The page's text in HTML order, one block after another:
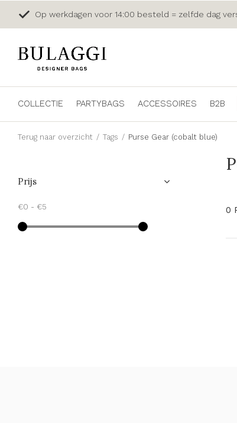
COLLECTIE PARTYBAGS ACCESSOIRES B2B
Op werkdagen voor 14:00 besteld = zelfde dag
Terug naar overzicht Tags Purse Gear (cobalt blue)
0
Prijs
€0 - €5